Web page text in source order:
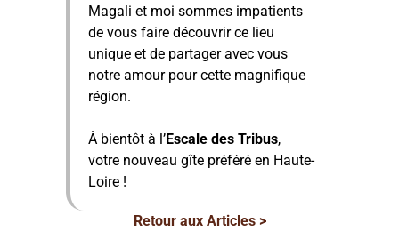
Magali et moi sommes impatients
de vous faire découvrir ce lieu
unique et de partager avec vous
notre amour pour cette magnifique
région.
À bientôt à l’Escale des Tribus,
votre nouveau gîte préféré en Haute-
Loire !
Retour aux Articles >